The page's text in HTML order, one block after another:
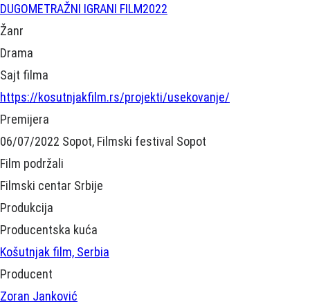
DUGOMETRAŽNI IGRANI FILM2022
Žanr
Drama
Sajt filma
https://kosutnjakfilm.rs/projekti/usekovanje/
Premijera
06/07/2022 Sopot, Filmski festival Sopot
Film podržali
Filmski centar Srbije
Produkcija
Producentska kuća
Košutnjak film, Serbia
Producent
Zoran Janković